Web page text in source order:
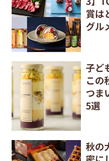
賞は
グル
子ど
この
つま
5選
秋の